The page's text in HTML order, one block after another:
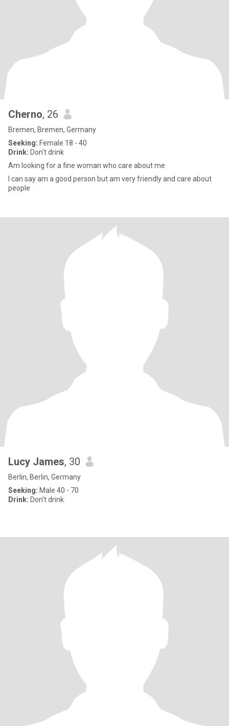
Cherno, 26
Bremen, Bremen, Germany
Seeking: Female 18 - 40
Drink: Don't drink
Am looking for a fine woman who care about me
I can say am a good person but am very friendly and care about
people
Lucy James, 30
Berlin, Berlin, Germany
Seeking: Male 40 - 70
Drink: Don't drink